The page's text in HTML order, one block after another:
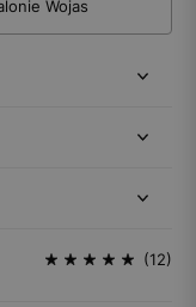
Wojas
(12)